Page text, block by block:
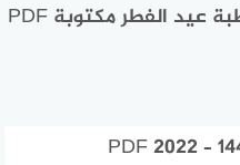
خطبة عيد الفطر مكتوبة PDF